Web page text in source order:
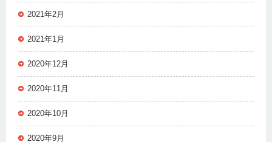
2021年2月
2021年1月
2020年12月
2020年11月
2020年10月
2020年9月